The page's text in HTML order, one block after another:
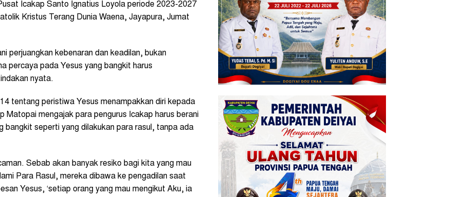
Icakap Santo Ignatius Loyola periode 2023-2027
Kristus Terang Dunia Waena, Jayapura, Jumat
perjuangkan kebenaran dan keadilan, bukan
percaya pada Yesus yang bangkit harus
nyata.
tentang peristiwa Yesus menampakkan diri kepada
Matopai mengajak para pengurus Icakap harus berani
bangkit seperti yang dilakukan para rasul, tanpa ada
Sebab akan banyak resiko bagi kita yang mau
Para Rasul, mereka dibawa ke pengadilan saat
Yesus, ‘setiap orang yang mau mengikut Aku, ia